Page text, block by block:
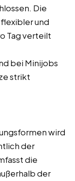
Die
und
Tag verteilt
bei Minijobs
strikt
wird
der
die
der